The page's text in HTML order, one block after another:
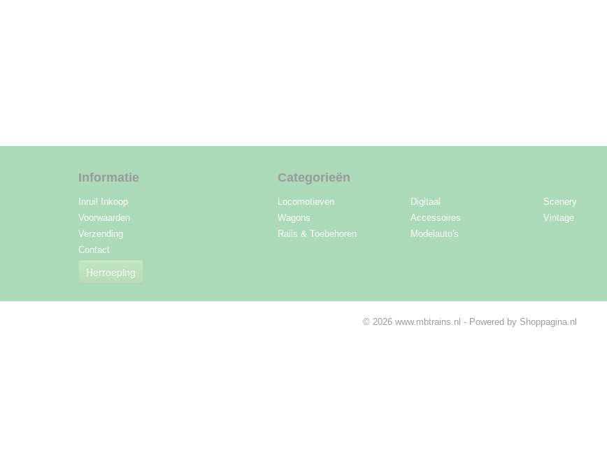
Informatie
Inruil Inkoop
Voorwaarden
Verzending
Contact
Herroeping
Categorieën
Locomotieven
Wagons
Rails & Toebehoren
Digitaal
Accessoires
Modelauto's
Scenery
Vintage
© 2026 www.mbtrains.nl - Powered by Shoppagina.nl